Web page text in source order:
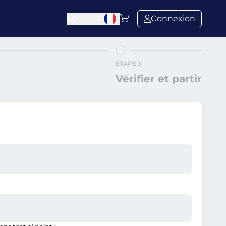
Connexion
ÉTAPE 3
Vérifier et partir